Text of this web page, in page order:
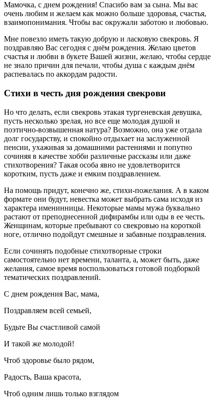
Мамочка, с днем рождения! Спасибо вам за сына. Мы вас
очень любим и желаем как можно больше здоровья, счастья,
взаимопонимания. Чтобы вас окружали заботою и любовью.
Мне повезло иметь такую добрую и ласковую свекровь. Я
поздравляю Вас сегодня с днём рождения. Желаю цветов
счастья и любви в букете Вашей жизни, желаю, чтобы сердце
не знало причин для печали, чтобы душа с каждым днём
распевалась по аккордам радости.
Стихи в честь дня рождения свекрови
Но что делать, если свекровь этакая тургеневская девушка,
пусть несколько зрелая, но все еще молодая душой и
поэтично-возвышенная натура? Возможно, она уже отдала
долг государству, и спокойно отдыхает на заслуженной
пенсии, ухаживая за домашними растениями и попутно
сочиняя в качестве хобби различные рассказы или даже
стихотворения? Такая особа явно не удовлетворится
коротким, пусть даже и емким поздравлением.
На помощь придут, конечно же, стихи-пожелания. А в каком
формате они будут, невестка может выбрать сама исходя из
характера именинницы. Некоторые мамы мужа буквально
растают от преподнесенной дифирамбы или оды в ее честь.
Женщинам, которые пребывают со свекровью на короткой
ноге, отлично подойдут смешные и забавные поздравления.
Если сочинять подобные стихотворные строки
самостоятельно нет времени, таланта, а, может быть, даже
желания, самое время воспользоваться готовой подборкой
тематических поздравлений.
С днем рождения Вас, мама,
Поздравляем всей семьей,
Будьте Вы счастливой самой
И такой же молодой!
Чтоб здоровье было рядом,
Радость, Ваша красота,
Чтоб одним лишь только взглядом